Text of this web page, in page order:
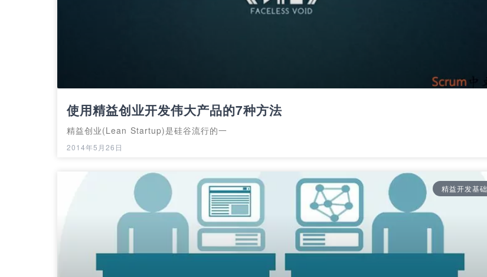
使用精益创业开发伟大产品的7种方法
精益创业(Lean Startup)是硅谷流行的一
2014年5月26日
精益开发基础